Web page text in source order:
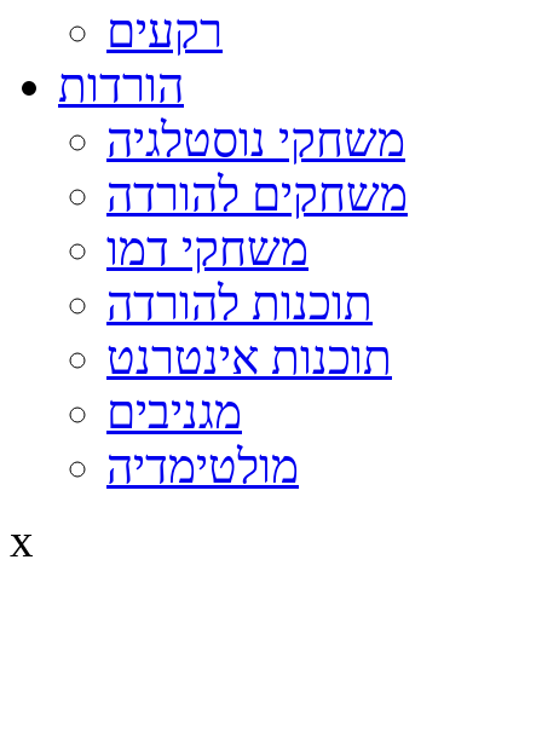
רקעים
הורדות
משחקי נוסטלגיה
משחקים להורדה
משחקי דמו
תוכנות להורדה
תוכנות אינטרנט
מגניבים
מולטימדיה
x